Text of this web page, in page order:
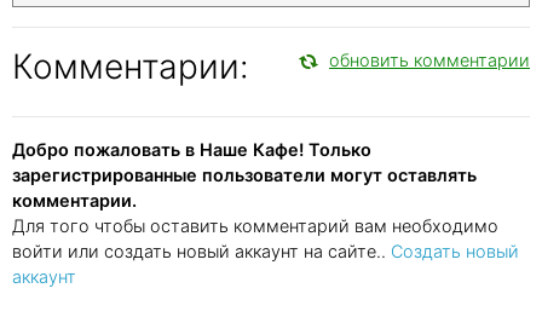
Комментарии: обновить комментарии
Добро пожаловать в Наше Кафе! Только
зарегистрированные пользователи могут оставлять
комментарии.
Для того чтобы оставить комментарий вам необходимо
войти или создать новый аккаунт на сайте.. Создать новый
аккаунт